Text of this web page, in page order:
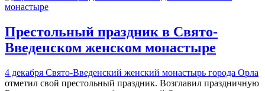
Престольный праздник в Свято-
Введенском женском монастыре
4 декабря Свято-Введенский женский монастырь города Орла
отметил свой престольный праздник. Возглавил праздничную